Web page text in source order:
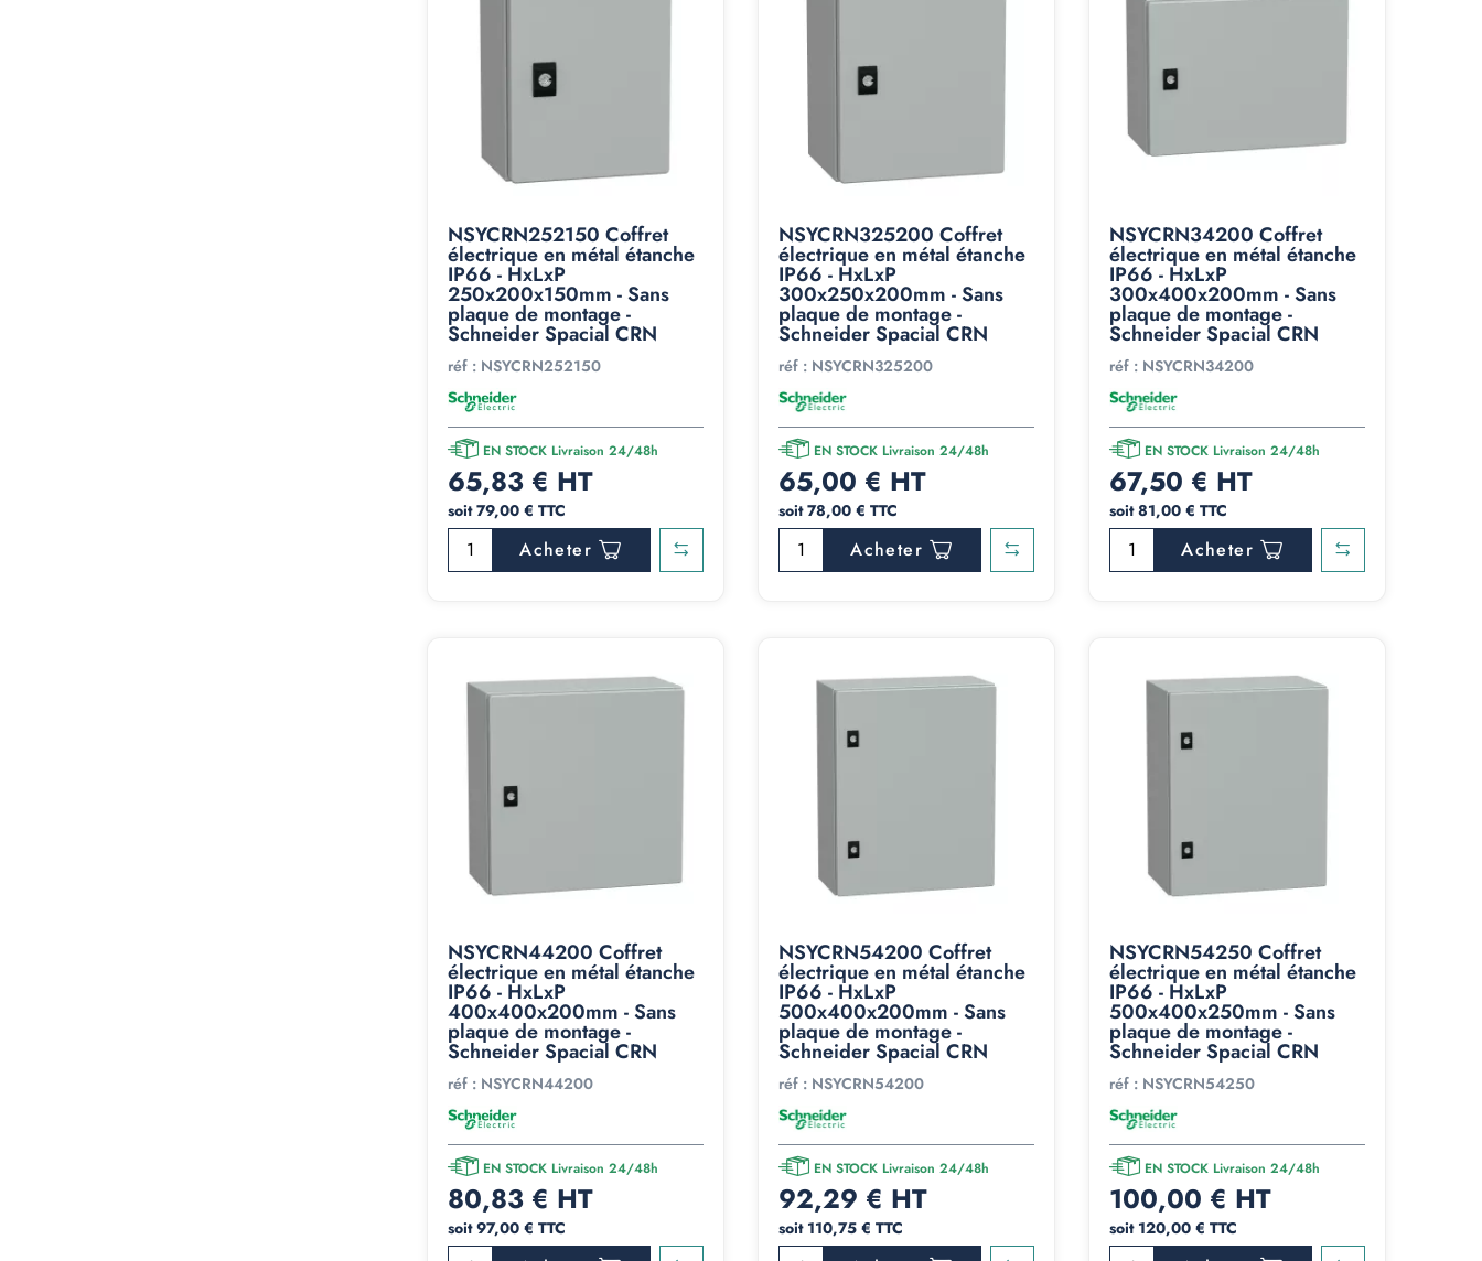
NSYCRN252150 Coffret
électrique en métal étanche
IP66 - HxLxP
250x200x150mm - Sans
plaque de montage -
Schneider Spacial CRN
réf : NSYCRN252150
EN STOCK Livraison 24/48h
65,83 € HT
soit 79,00 € TTC
Acheter
NSYCRN325200 Coffret
électrique en métal étanche
IP66 - HxLxP
300x250x200mm - Sans
plaque de montage -
Schneider Spacial CRN
réf : NSYCRN325200
EN STOCK Livraison 24/48h
65,00 € HT
soit 78,00 € TTC
Acheter
NSYCRN34200 Coffret
électrique en métal étanche
IP66 - HxLxP
300x400x200mm - Sans
plaque de montage -
Schneider Spacial CRN
réf : NSYCRN34200
EN STOCK Livraison 24/48h
67,50 € HT
soit 81,00 € TTC
Acheter
NSYCRN44200 Coffret
électrique en métal étanche
IP66 - HxLxP
400x400x200mm - Sans
plaque de montage -
Schneider Spacial CRN
réf : NSYCRN44200
EN STOCK Livraison 24/48h
80,83 € HT
soit 97,00 € TTC
NSYCRN54200 Coffret
électrique en métal étanche
IP66 - HxLxP
500x400x200mm - Sans
plaque de montage -
Schneider Spacial CRN
réf : NSYCRN54200
EN STOCK Livraison 24/48h
92,29 € HT
soit 110,75 € TTC
NSYCRN54250 Coffret
électrique en métal étanche
IP66 - HxLxP
500x400x250mm - Sans
plaque de montage -
Schneider Spacial CRN
réf : NSYCRN54250
EN STOCK Livraison 24/48h
100,00 € HT
soit 120,00 € TTC